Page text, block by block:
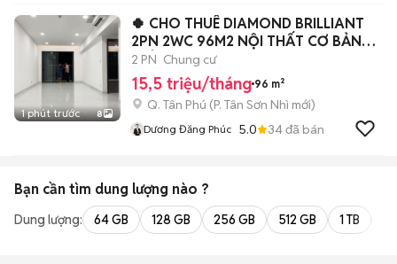
1 phút trước 8
🍀 CHO THUÊ DIAMOND BRILLIANT
2PN 2WC 96M2 NỘI THẤT CƠ BẢN
CHỈ 15TR500
2 PN Chung cư
15,5 triệu/tháng 96 m²
Q. Tân Phú (P. Tân Sơn Nhì mới)
Dương Đăng Phúc 5.0 34đã bán
Bạn cần tìm dung lượng nào ?
Dung lượng: 64 GB 128 GB 256 GB 512 GB 1 TB